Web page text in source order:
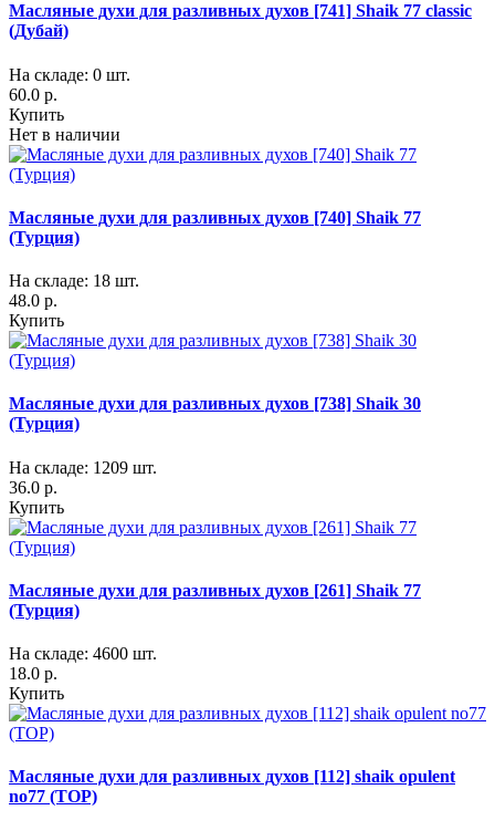
Масляные духи для разливных духов [741] Shaik 77 classic
(Дубай)
На складе: 0 шт.
60.0 р.
Купить
Нет в наличии
Масляные духи для разливных духов [740] Shaik 77
(Турция)
На складе: 18 шт.
48.0 р.
Купить
Масляные духи для разливных духов [738] Shaik 30
(Турция)
На складе: 1209 шт.
36.0 р.
Купить
Масляные духи для разливных духов [261] Shaik 77
(Турция)
На складе: 4600 шт.
18.0 р.
Купить
Масляные духи для разливных духов [112] shaik opulent
no77 (TOP)